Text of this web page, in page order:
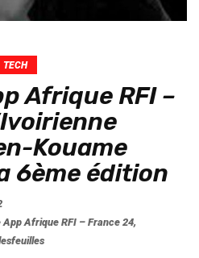
TECH
Afrique RFI –
Kouame
6ème édition
App Afrique RFI – France 24,